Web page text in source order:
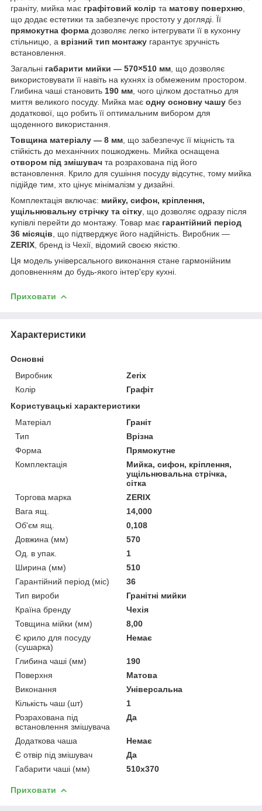
граніту, мийка має графітовий колір та матову поверхню
що додає естетики та забезпечує простоту у догляді. Її
прямокутна форма дозволяє легко інтегрувати її в кухонну
стільницю, а врізний тип монтажу гарантує зручність
встановлення.
Загальні габарити мийки — 570×510 мм , що дозволяє
використовувати її навіть на кухнях із обмеженим простором.
Глибина чаші становить 190 мм , чого цілком достатньо для
миття великого посуду. Мийка має одну основну чашу без
додаткової, що робить її оптимальним вибором для
щоденного використання.
Товщина матеріалу — 8 мм , що забезпечує її міцність та
стійкість до механічних пошкоджень. Мийка оснащена
отвором під змішувач та розрахована під його
встановлення. Крило для сушіння посуду відсутнє, тому мийка
підійде тим, хто цінує мінімалізм у дизайні.
Комплектація включає: мийку, сифон, кріплення,
ущільнювальну стрічку та сітку , що дозволяє одразу після
купівлі перейти до монтажу. Товар має гарантійний період
36 місяців , що підтверджує його надійність. Виробник —
ZERIX , бренд із Чехії, відомий своєю якістю.
Ця модель універсального виконання стане гармонійним
доповненням до будь-якого інтер'єру кухні.
Приховати
Характеристики
Основні
Виробник
Zerix
Колір
Графіт
Користувацькі характеристики
Матеріал
Граніт
Тип
Врізна
Форма
Прямокутне
Комплектація
Мийка, сифон, кріплення,
ущільнювальна стрічка,
сітка
Торгова марка
ZERIX
Вага ящ.
14,000
Об'єм ящ.
0,108
Довжина (мм)
570
Од. в упак.
1
Ширина (мм)
510
Гарантійний період (міс)
36
Тип вироби
Гранітні мийки
Країна бренду
Чехія
Товщина мійки (мм)
8,00
Є крило для посуду
(сушарка)
Немає
Глибина чаші (мм)
190
Поверхня
Матова
Виконання
Універсальна
Кількість чаш (шт)
1
Розрахована під
встановлення змішувача
Да
Додаткова чаша
Немає
Є отвір під змішувач
Да
Габарити чаші (мм)
510x370
Приховати